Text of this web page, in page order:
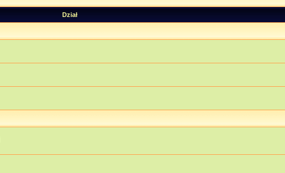
Dział